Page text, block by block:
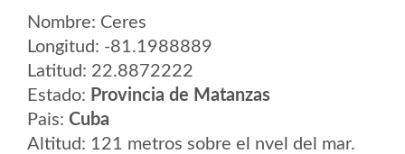
Nombre: Ceres
Longitud: -81.1988889
Latitud: 22.8872222
Estado: Provincia de Matanzas
Pais: Cuba
Altitud: 121 metros sobre el nvel del mar.